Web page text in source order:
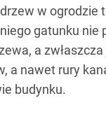
w ogrodzie
gatunku nie
a
a nawet rury
budynku.